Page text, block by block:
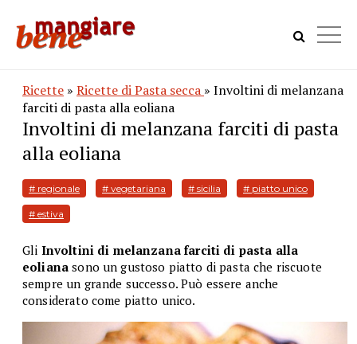
Ricette » Ricette di Pasta secca » Involtini di melanzana
farciti di pasta alla eoliana
Involtini di melanzana farciti di pasta
alla eoliana
# regionale # vegetariana # sicilia # piatto unico
# estiva
Gli Involtini di melanzana farciti di pasta alla
eolianasono un gustoso piatto di pasta che riscuote
sempre un grande successo. Può essere anche
considerato come piatto unico.